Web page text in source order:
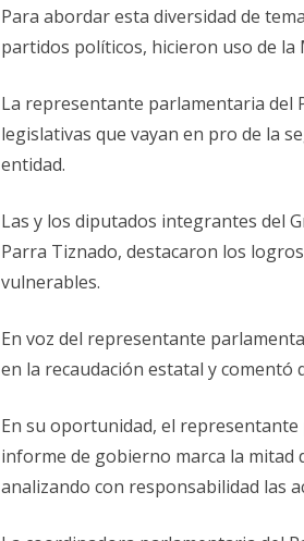
Para abordar esta diversidad de
partidos políticos, hicieron uso de
La representante parlamentaria del
legislativas que vayan en pro de la
entidad.
Las y los diputados integrantes del
Parra Tiznado, destacaron los
vulnerables.
En voz del representante
en la recaudación estatal y
En su oportunidad, el representante
informe de gobierno marca la mitad
analizando con responsabilidad las